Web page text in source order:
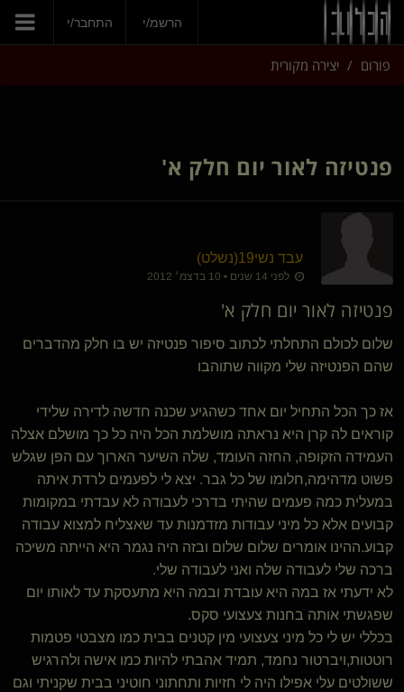
הצטרפי עכשיו
הרשמ/י התחבר/י
פורום יצירה מקורית
פנטיזה לאור יום חלק א'
עבד נשי19​(נשלט)
לפני 14 שנים • 10 בדצמ׳ 2012
פנטיזה לאור יום חלק א'
שלום לכולם התחלתי לכתוב סיפור פנטיזה יש בו חלק מהדברים
שהם הפנטיזה שלי מקווה שתוהבו
אז כך הכל התחיל יום אחד כשהגיע שכנה חדשה לדירה שלידי
קוראים לה קרן היא נראתה מושלמת הכל היה כל כך מושלם אצלה
העמידה הזקופה, החזה העומד, שלה השיער הארוך עם הפן שגלש
פשוט מדהימה,חלומו של כל גבר. יצא לי לפעמים לרדת איתה
במעלית כמה פעמים שהיתי בדרכי לעבודה לא עבדתי במקומות
קבועים אלא כל מיני עבודות מזדמנות עד שאצליח למצוא עבודה
קבוע.ההינו אומרים שלום שלום ובזה היה נגמר היא הייתה משיכה
ברכה שלי לעבודה שלה ואני לעבודה שלי.
לא ידעתי אז במה היא עובדת ובמה היא מתעסקת עד לאותו יום
שפגשתי אותה בחנות צעצועי סקס.
בכללי יש לי כל מיני צעצועי מין קטנים בבית כמו מצבטי פטמות
רוטטות,ויברטור נחמד, תמיד אהבתי להיות כמו אישה ולהרגיש
ששולטים עלי אפילו היה לי חזיות ותחתוני חוטיני בבית שקניתי וגם